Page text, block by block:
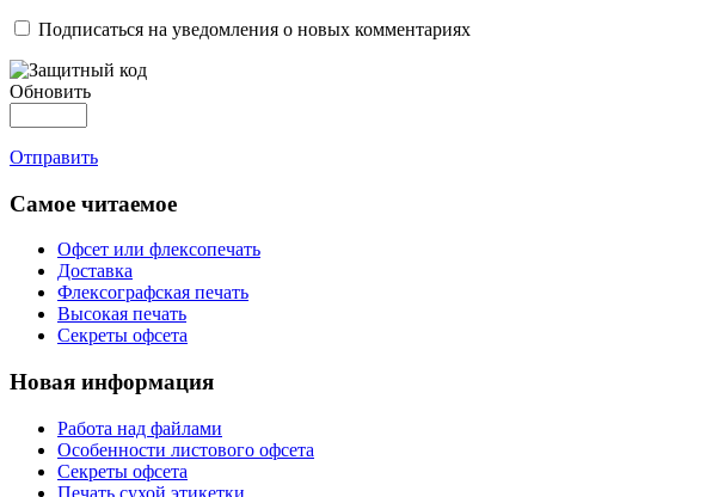
Подписаться на уведомления о новых комментариях
Обновить
Отправить
Самое читаемое
Офсет или флексопечать
Доставка
Флексографская печать
Высокая печать
Секреты офсета
Новая информация
Работа над файлами
Особенности листового офсета
Секреты офсета
Печать сухой этикетки